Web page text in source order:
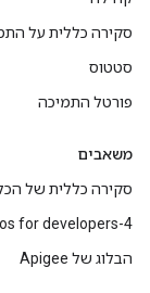
סקירה כללית על
סטטוס
פורטל התמיכה
משאבים
סקירה כללית של
4-minute videos for developers
הבלוג של Apigee